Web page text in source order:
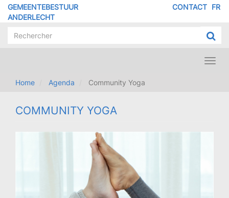
Overslaan
GEMEENTEBESTUUR
ANDERLECHT
FR
CONTACT
Home
Agenda Community Yoga
COMMUNITY YOGA